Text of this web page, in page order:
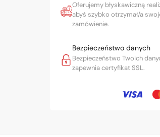
Oferujemy błyskawiczną
abyś szybko otrzymał/a
zamówienie.
Bezpieczeństwo danych
Bezpieczeństwo Twoich
zapewnia certyfikat SSL.